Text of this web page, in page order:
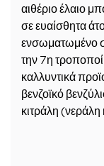
αιθέριο έλαιο
σε ευαίσθητα
ενσωματωμένο
την 7η
καλλυντικά
βενζοϊκό
κιτράλη (νεράλη